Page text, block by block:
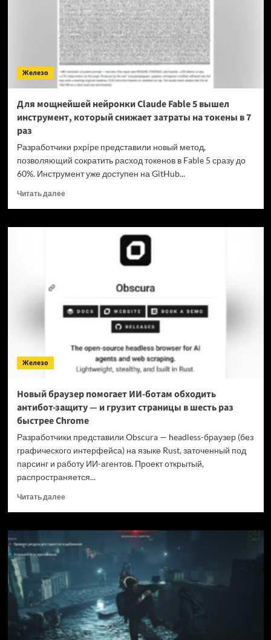
UI
—
OnePlus
и
realme
полностью
переходят
на
Железо
Для мощнейшей нейронки Claude Fable 5 вышел
инструмент, который снижает затраты на токены в 7
раз
Разработчики pxpipe представили новый метод,
позволяющий сократить расход токенов в Fable 5 сразу до
60%. Инструмент уже доступен на GitHub...
Читать далееПрочитать
Для
инструмент,
который
на
токены
раз
Железо
Новый браузер помогает ИИ-ботам обходить
антибот-защиту — и грузит страницы в шесть раз
быстрее Chrome
Разработчики представили Obscura — headless-браузер (без
графического интерфейса) на языке Rust, заточенный под
парсинг и работу ИИ-агентов. Проект открытый,
распространяется...
Читать далееПрочитать
Новый
браузер
помогает
ботам
обходить
антибот-
защиту
—
и